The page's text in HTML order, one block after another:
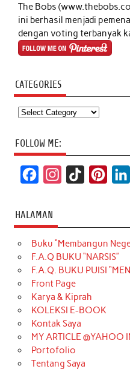
The Bobs
ini berhasil menjadi
dengan voting terbanyak
CATEGORIES
Categories
FOLLOW ME:
c
e
b
o
o
k
t
a
g
r
a
m
T
o
k
t
e
r
HALAMAN
Buku “Membangun
F.A.Q BUKU “NARSIS”
F.A.Q. BUKU PUISI
Front Page
Karya & Kiprah
KOLEKSI E-BOOK
Kontak Saya
MY ARTICLE @YAHOO
Portofolio
Tentang Saya